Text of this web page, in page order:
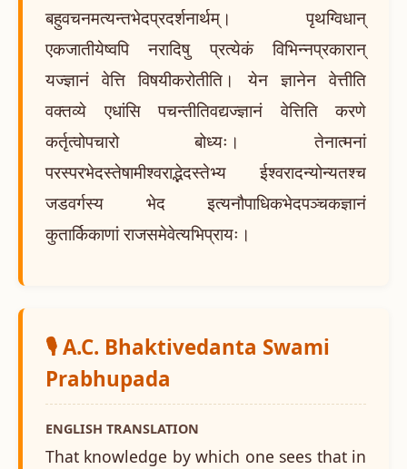
बहुवचनमत्यन्तभेदप्रदर्शनार्थम्। पृथग्विधान्
एकजातीयेष्वपि नरादिषु प्रत्येकं विभिन्नप्रकारान्
यज्ज्ञानं वेत्ति विषयीकरोतीति। येन ज्ञानेन वेत्तीति
वक्तव्ये एधांसि पचन्तीतिवद्यज्ज्ञानं वेत्तिति करणे
कर्तृत्वोपचारो बोध्यः। तेनात्मनां
परस्परभेदस्तेषामीश्वराद्भेदस्तेभ्य ईश्वरादन्योन्यतश्च
जडवर्गस्य भेद इत्यनौपाधिकभेदपञ्चकज्ञानं
कुतार्किकाणां राजसमेवेत्यभिप्रायः।
🎙️ A.C. Bhaktivedanta Swami
Prabhupada
ENGLISH TRANSLATION
That knowledge by which one sees that in